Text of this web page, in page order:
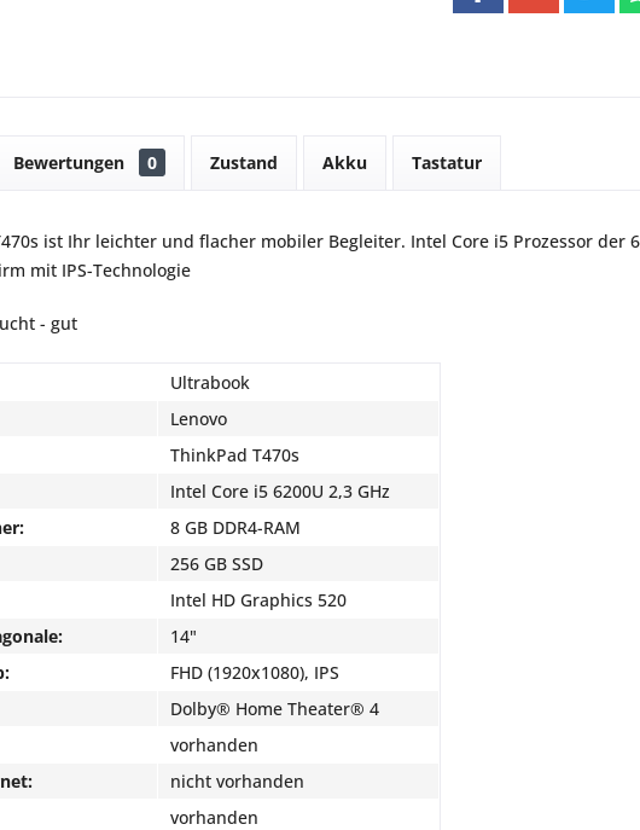
Bewertungen 0 Zustand Akku Tastatur
ist Ihr leichter und flacher mobiler Begleiter. Intel Core i5 Prozessor der
mit IPS-Technologie
- gut
Ultrabook
Lenovo
ThinkPad T470s
Intel Core i5 6200U 2,3 GHz
8 GB DDR4-RAM
256 GB SSD
Intel HD Graphics 520
14"
FHD (1920x1080), IPS
Dolby® Home Theater® 4
vorhanden
nicht vorhanden
vorhanden